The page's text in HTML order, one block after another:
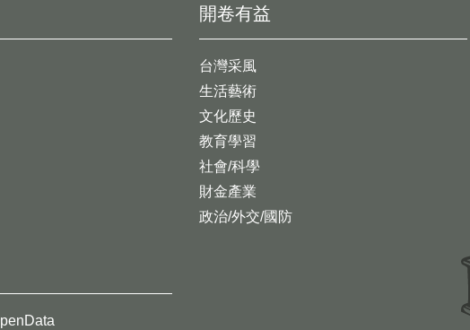
開卷有益
台灣采風
生活藝術
文化歷史
教育學習
社會/科學
財金產業
政治/外交/國防